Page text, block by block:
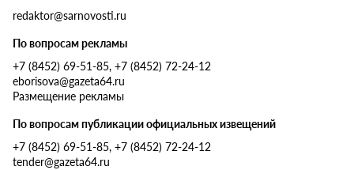
redaktor@sarnovosti.ru
По вопросам рекламы
+7 (8452) 69-51-85, +7 (8452) 72-24-12
eborisova@gazeta64.ru
Размещение рекламы
По вопросам публикации официальных извещений
+7 (8452) 69-51-85, +7 (8452) 72-24-12
tender@gazeta64.ru